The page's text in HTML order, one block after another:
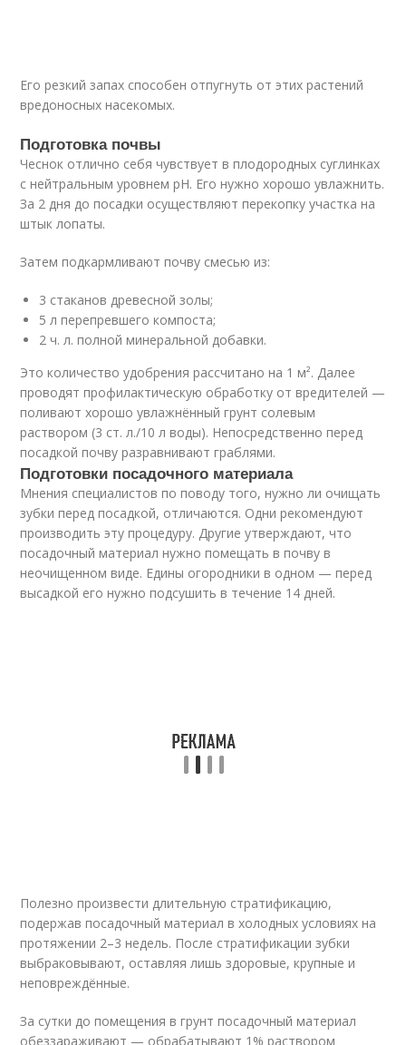
Его резкий запах способен отпугнуть от этих растений
вредоносных насекомых.
Подготовка почвы
Чеснок отлично себя чувствует в плодородных суглинках
с нейтральным уровнем pH. Его нужно хорошо увлажнить.
За 2 дня до посадки осуществляют перекопку участка на
штык лопаты.
Затем подкармливают почву смесью из:
3 стаканов древесной золы;
5 л перепревшего компоста;
2 ч. л. полной минеральной добавки.
Это количество удобрения рассчитано на 1 м². Далее
проводят профилактическую обработку от вредителей —
поливают хорошо увлажнённый грунт солевым
раствором (3 ст. л./10 л воды). Непосредственно перед
посадкой почву разравнивают граблями.
Подготовки посадочного материала
Мнения специалистов по поводу того, нужно ли очищать
зубки перед посадкой, отличаются. Одни рекомендуют
производить эту процедуру. Другие утверждают, что
посадочный материал нужно помещать в почву в
неочищенном виде. Едины огородники в одном — перед
высадкой его нужно подсушить в течение 14 дней.
Полезно произвести длительную стратификацию,
подержав посадочный материал в холодных условиях на
протяжении 2–3 недель. После стратификации зубки
выбраковывают, оставляя лишь здоровые, крупные и
неповреждённые.
За сутки до помещения в грунт посадочный материал
обеззараживают — обрабатывают 1% раствором